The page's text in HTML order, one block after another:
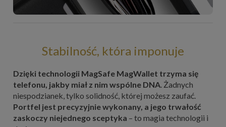
Stabilność, która imponuje
Dzięki technologii MagSafe MagWallet trzyma się
telefonu, jakby miał z nim wspólne DNA. Żadnych
niespodzianek, tylko solidność, której możesz zaufać.
Portfel jest precyzyjnie wykonany, a jego trwałość
zaskoczy niejednego sceptyka – to magia technologii i